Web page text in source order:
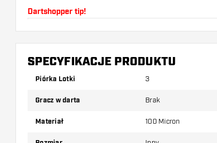
Dartshopper tip!
Upewnij się, że masz pod ręką dużo piórek i
uszkodzone lub złamane w wyniku użytkowania.
który wariant najbardziej Ci odpowiada!
SPECYFIKACJE PRODUKTU
Piórka Lotki 3
Gracz w darta Brak
Materiał 100 Micron